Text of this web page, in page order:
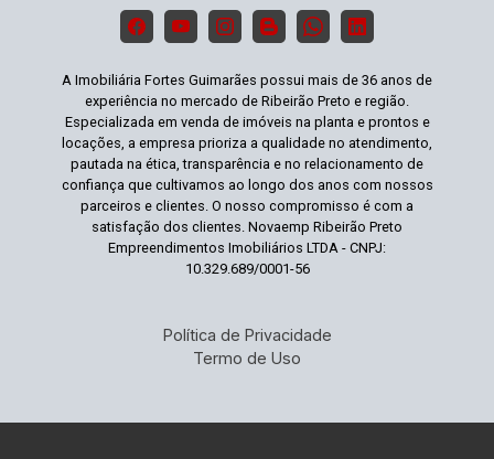
A Imobiliária Fortes Guimarães possui mais de 36 anos de
experiência no mercado de Ribeirão Preto e região.
Especializada em venda de imóveis na planta e prontos e
locações, a empresa prioriza a qualidade no atendimento,
pautada na ética, transparência e no relacionamento de
confiança que cultivamos ao longo dos anos com nossos
parceiros e clientes. O nosso compromisso é com a
satisfação dos clientes. Novaemp Ribeirão Preto
Empreendimentos Imobiliários LTDA - CNPJ:
10.329.689/0001-56
Política de Privacidade
Termo de Uso